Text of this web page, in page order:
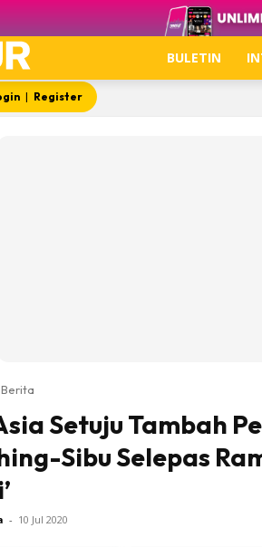
Video
Sentiasa
BULETIN
| Register
Berita
Setuju Tambah
Sibu Selepas
- 10 Jul 2020